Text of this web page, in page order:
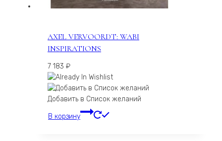
AXEL VERVOORDT: WABI
INSPIRATIONS
7 183 ₽
Добавить в Список желаний
В корзину